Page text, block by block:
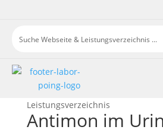
Leistungsverzeichnis
Antimon im Urin